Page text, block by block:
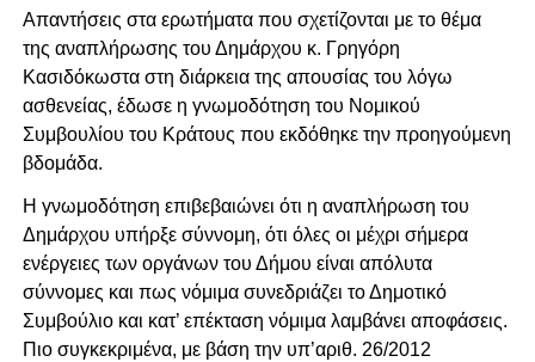
Απαντήσεις στα ερωτήματα που σχετίζονται με το θέμα
της αναπλήρωσης του Δημάρχου κ. Γρηγόρη
Κασιδόκωστα στη διάρκεια της απουσίας του λόγω
ασθενείας, έδωσε η γνωμοδότηση του Νομικού
Συμβουλίου του Κράτους που εκδόθηκε την προηγούμενη
βδομάδα.
Η γνωμοδότηση επιβεβαιώνει ότι η αναπλήρωση του
Δημάρχου υπήρξε σύννομη, ότι όλες οι μέχρι σήμερα
ενέργειες των οργάνων του Δήμου είναι απόλυτα
σύννομες και πως νόμιμα συνεδριάζει το Δημοτικό
Συμβούλιο και κατ’ επέκταση νόμιμα λαμβάνει αποφάσεις.
Πιο συγκεκριμένα, με βάση την υπ’αριθ. 26/2012